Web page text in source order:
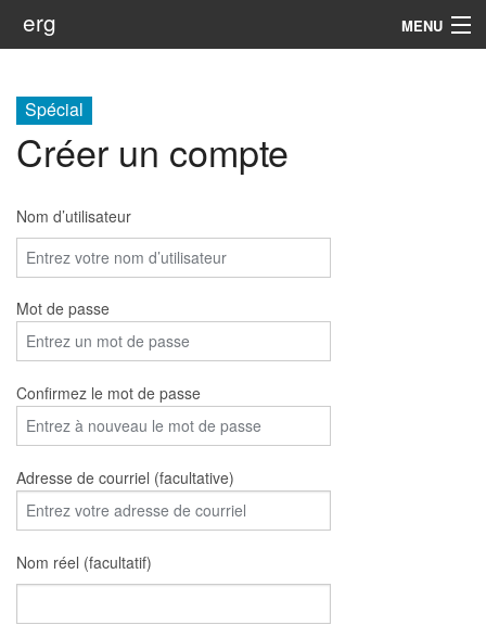
erg MENU
Soutien
Web
Spécial
Créer un compte
Nom d’utilisateur
Mot de passe
Confirmez le mot de passe
Adresse de courriel (facultative)
Nom réel (facultatif)